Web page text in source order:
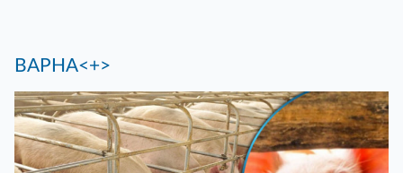
ВАРНА<+>